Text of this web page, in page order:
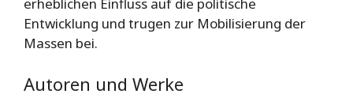
erheblichen Einfluss auf die politische
Entwicklung und trugen zur Mobilisierung der
Massen bei.
Autoren und Werke